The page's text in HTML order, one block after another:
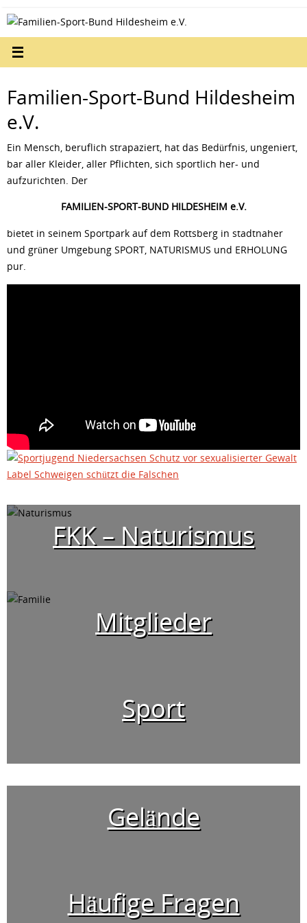
Inhalt
springen
Familien-Sport-Bund Hildesheim
e.V.
Ein Mensch, beruflich strapaziert, hat das Bedürfnis, ungeniert,
bar aller Kleider, aller Pflichten, sich sportlich her- und
aufzurichten. Der
FAMILIEN-SPORT-BUND HILDESHEIM e.V.
bietet in seinem Sportpark auf dem Rottsberg in stadtnaher
und grüner Umgebung SPORT, NATURISMUS und ERHOLUNG
pur.
FKK – Naturismus
Mitglieder
Sport
Gelände
Häufige Fragen